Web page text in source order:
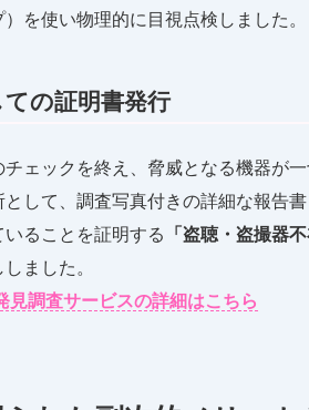
を使い物理的に目視点検しました。
の証明書発行
ェックを終え、脅威となる機器が
して、調査写真付きの詳細な報告
ることを証明する
「盗聴・盗撮器
ました。
見調査サービスの詳細はこちら